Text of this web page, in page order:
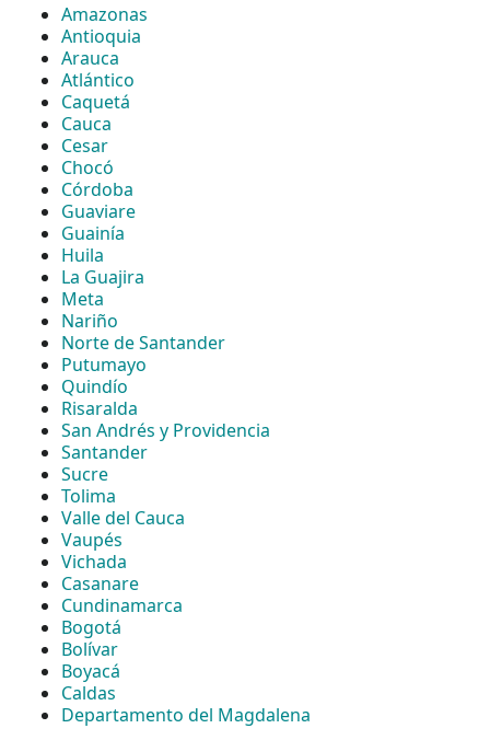
Amazonas
Antioquia
Arauca
Atlántico
Caquetá
Cauca
Cesar
Chocó
Córdoba
Guaviare
Guainía
Huila
La Guajira
Meta
Nariño
Norte de Santander
Putumayo
Quindío
Risaralda
San Andrés y Providencia
Santander
Sucre
Tolima
Valle del Cauca
Vaupés
Vichada
Casanare
Cundinamarca
Bogotá
Bolívar
Boyacá
Caldas
Departamento del Magdalena